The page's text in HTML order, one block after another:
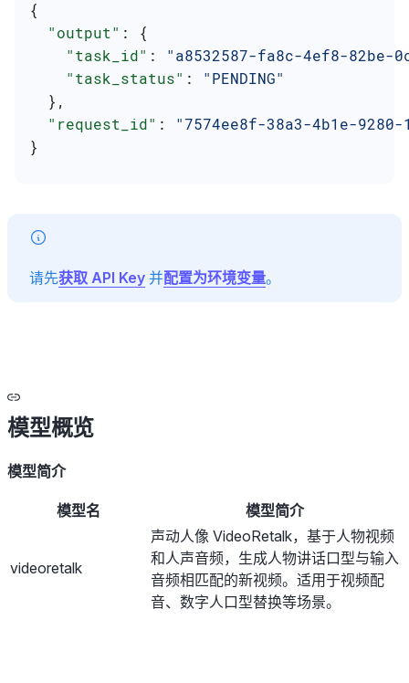
{
  "output"
: {
    "task_id"
: "a8532587-fa8c-4ef8-82be-
    "task_status"
: "PENDING"
  },
  "request_id"
: "7574ee8f-38a3-4b1e-9280-
}
请先获取 API Key 并配置为环境变量。
模型概览
模型简介
模型名 模型简介
videoretalk
声动人像 VideoRetalk，基于人物视频
和人声音频，生成人物讲话口型与输入
音频相匹配的新视频。适用于视频配
音、数字人口型替换等场景。